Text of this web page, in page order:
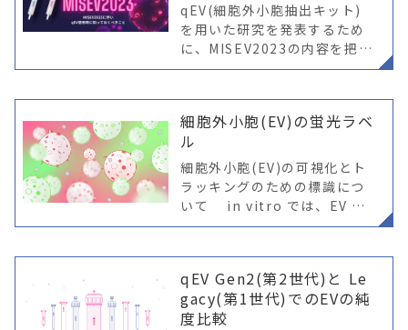
qEV(細胞外小胞抽出キット)
を用いた研究を発表するため
に、MISEV2023の内容を把握
する必要があります
細胞外小胞(EV)の蛍光ラベ
ル
細胞外小胞(EV)の可視化とト
ラッキングのための標識につ
いて in vitro では、EV の
取り込みは、通常顕微鏡また
用して測定され、ラベリング
の種類として蛍光が選択され
qEV Gen2(第2世代)と Le
gacy(第1世代)でのEVの純
度比較